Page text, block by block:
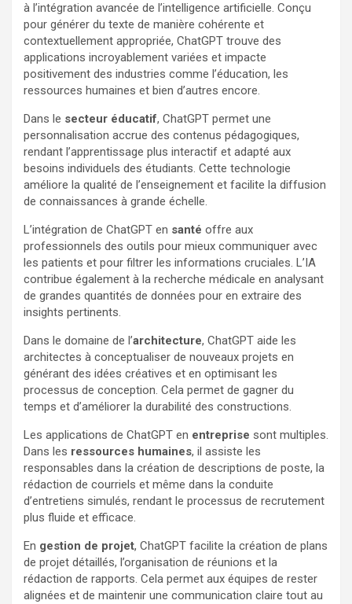
à l’intégration avancée de l’intelligence artificielle. Conçu
pour générer du texte de manière cohérente et
contextuellement appropriée, ChatGPT trouve des
applications incroyablement variées et impacte
positivement des industries comme l’éducation, les
ressources humaines et bien d’autres encore.
Dans le secteur éducatif, ChatGPT permet une
personnalisation accrue des contenus pédagogiques,
rendant l’apprentissage plus interactif et adapté aux
besoins individuels des étudiants. Cette technologie
améliore la qualité de l’enseignement et facilite la diffusion
de connaissances à grande échelle.
L’intégration de ChatGPT en santé offre aux
professionnels des outils pour mieux communiquer avec
les patients et pour filtrer les informations cruciales. L’IA
contribue également à la recherche médicale en analysant
de grandes quantités de données pour en extraire des
insights pertinents.
Dans le domaine de l’architecture, ChatGPT aide les
architectes à conceptualiser de nouveaux projets en
générant des idées créatives et en optimisant les
processus de conception. Cela permet de gagner du
temps et d’améliorer la durabilité des constructions.
Les applications de ChatGPT en entreprise sont multiples.
Dans les ressources humaines, il assiste les
responsables dans la création de descriptions de poste, la
rédaction de courriels et même dans la conduite
d’entretiens simulés, rendant le processus de recrutement
plus fluide et efficace.
En gestion de projet, ChatGPT facilite la création de plans
de projet détaillés, l’organisation de réunions et la
rédaction de rapports. Cela permet aux équipes de rester
alignées et de maintenir une communication claire tout au